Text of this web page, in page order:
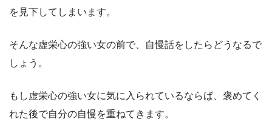
を見下してしまいます。
そんな虚栄心の強い女の前で、自慢話をしたらどうなるで
しょう。
もし虚栄心の強い女に気に入られているならば、褒めてく
れた後で自分の自慢を重ねてきます。